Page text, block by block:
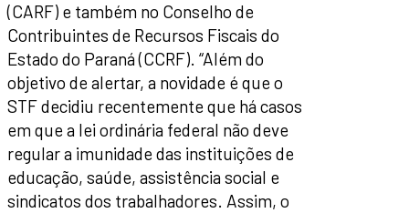
(CARF) e também no Conselho de
Contribuintes de Recursos Fiscais do
Estado do Paraná (CCRF). “Além do
objetivo de alertar, a novidade é que o
STF decidiu recentemente que há casos
em que a lei ordinária federal não deve
regular a imunidade das instituições de
educação, saúde, assistência social e
sindicatos dos trabalhadores. Assim, o